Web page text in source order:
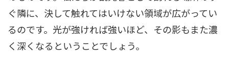
ぐ隣に、決して触れてはいけない領域が広がってい
るのです。光が強ければ強いほど、その影もまた濃
く深くなるということでしょう。